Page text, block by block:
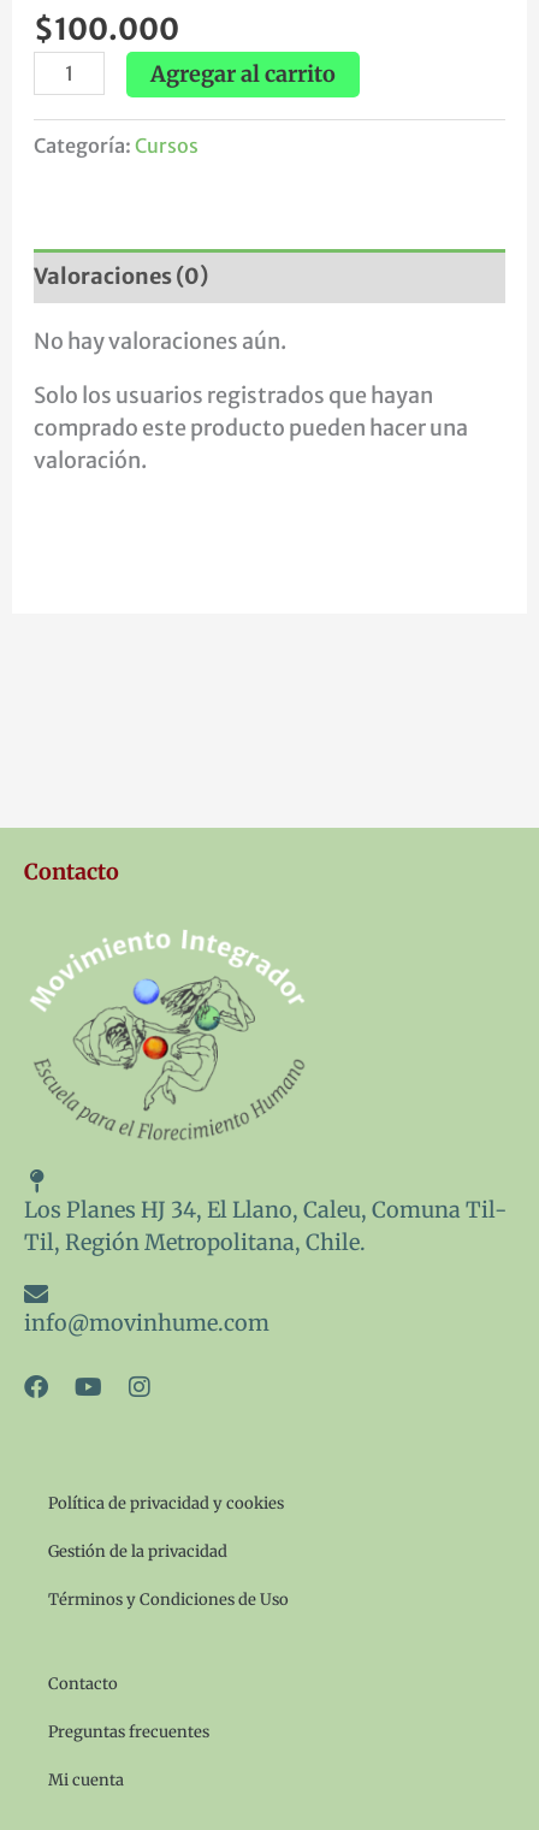
$100.000
Agregar al carrito
Categoría: Cursos
Valoraciones (0)
No hay valoraciones aún.
Solo los usuarios registrados que hayan
comprado este producto pueden hacer una
valoración.
Contacto
Los Planes HJ 34, El Llano, Caleu, Comuna Til-
Til, Región Metropolitana, Chile.
info@movinhume.com
F
a
o
o
k
Y
o
b
e
I
n
g
r
a
m
Política de privacidad y cookies
Gestión de la privacidad
Términos y Condiciones de Uso
Contacto
Preguntas frecuentes
Mi cuenta